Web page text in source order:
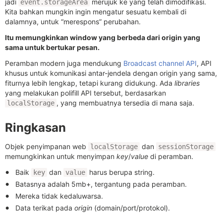
event.storageArea
Kita bahkan mungkin ingin mengatur sesuatu kembali di
dalamnya, untuk “merespons” perubahan.
Itu memungkinkan window yang berbeda dari origin yang
sama untuk bertukar pesan.
Peramban modern juga mendukung Broadcast channel API, API
khusus untuk komunikasi antar-jendela dengan origin yang sama,
fiturnya lebih lengkap, tetapi kurang didukung. Ada libraries
yang melakukan polifill API tersebut, berdasarkan
localStorage , yang membuatnya tersedia di mana saja.
Ringkasan
Objek penyimpanan web localStorage dan sessionStorage
memungkinkan untuk menyimpan key/value di peramban.
Baik
key dan value harus berupa string.
Batasnya adalah 5mb+, tergantung pada peramban.
Mereka tidak kedaluwarsa.
Data terikat pada origin (domain/port/protokol).